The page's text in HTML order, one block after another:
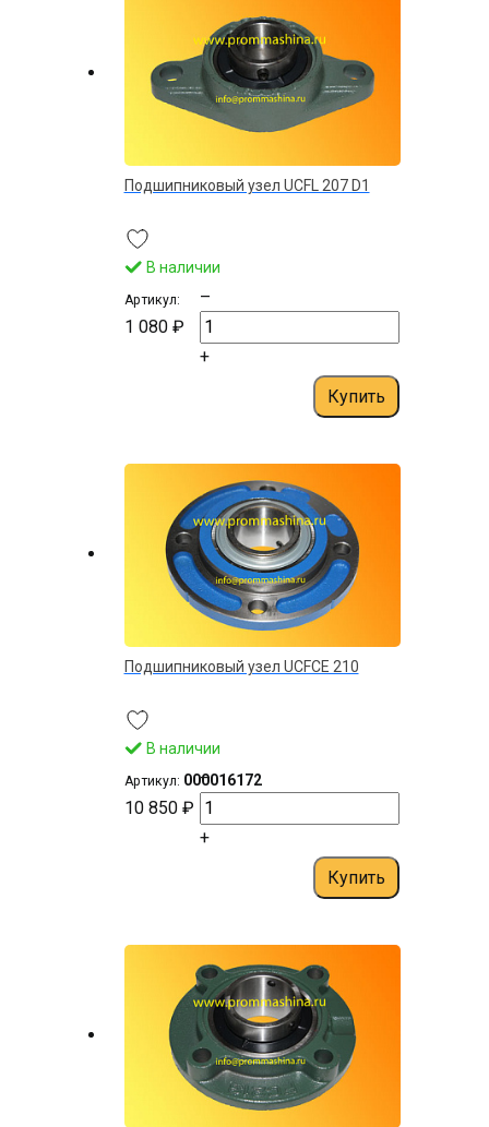
Подшипниковый узел UСFL 207 D1
В наличии
Артикул:
1 080 ₽
–
+
Купить
Подшипниковый узел UCFCE 210
В наличии
Артикул: 000016172
10 850 ₽
–
+
Купить